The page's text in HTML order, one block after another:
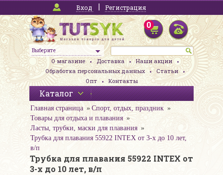
Вход Регистрация
Выберите
0
О магазине Доставка
Наши акции
Обработка персональных данных
Статьи
Опт
Контакты
Каталог
Главная страница
Спорт, отдых, праздник
Товары для отдыха и плавания
Ласты, трубки, маски для плавания
Трубка для плавания 55922 INTEX от 3-х до 10 лет,
в/п
Трубка для плавания 55922 INTEX от
3-х до 10 лет, в/п